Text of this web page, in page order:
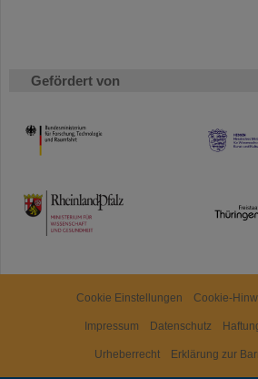
Gefördert von
HMWK
TMWWDG
Cookie Einstellungen Cookie-
Impressum Datenschutz
Urheberrecht Erklärung zur